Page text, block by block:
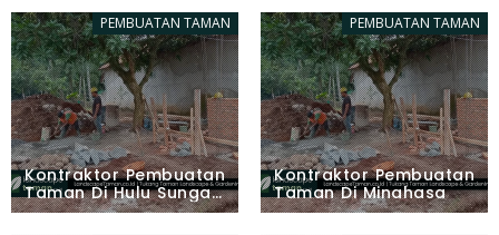
PEMBUATAN TAMAN
Kontraktor Pembuatan
Taman Di Hulu Sungai
Utara
PEMBUATAN TAMAN
Kontraktor Pembuatan
Taman Di Minahasa